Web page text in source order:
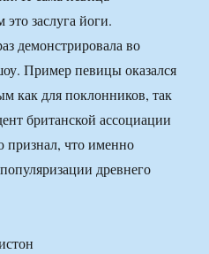
заслуга йоги.
демонстрировала во
Пример певицы оказался
как для поклонников, так
британской ассоциации
признал, что именно
древнего